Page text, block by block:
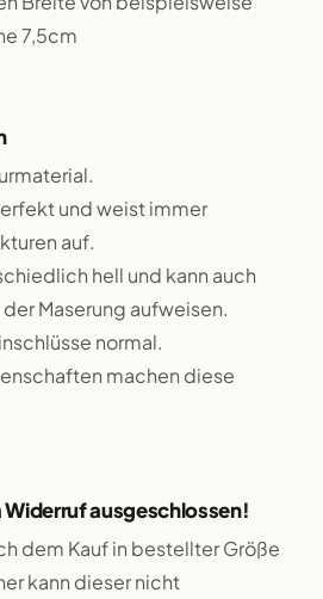
7,5cm
und weist immer
auf.
hell und kann auch
Maserung aufweisen.
normal.
machen diese
Widerruf ausgeschlossen!
dem Kauf in bestellter Größe
kann dieser nicht